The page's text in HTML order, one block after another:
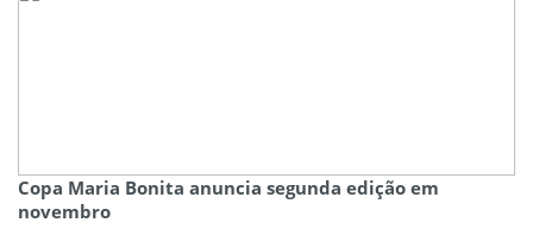
Copa Maria Bonita anuncia segunda edição em
novembro